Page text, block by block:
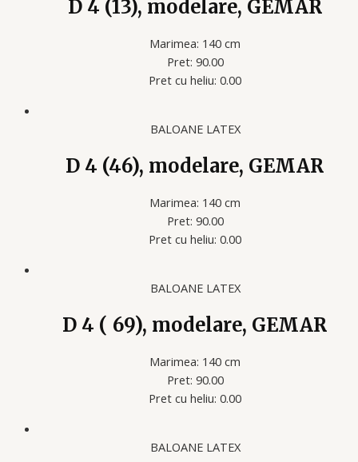
D 4 (13), modelare, GEMAR
Marimea: 140 cm
Pret: 90.00
Pret cu heliu: 0.00
BALOANE LATEX
D 4 (46), modelare, GEMAR
Marimea: 140 cm
Pret: 90.00
Pret cu heliu: 0.00
BALOANE LATEX
D 4 ( 69), modelare, GEMAR
Marimea: 140 cm
Pret: 90.00
Pret cu heliu: 0.00
BALOANE LATEX